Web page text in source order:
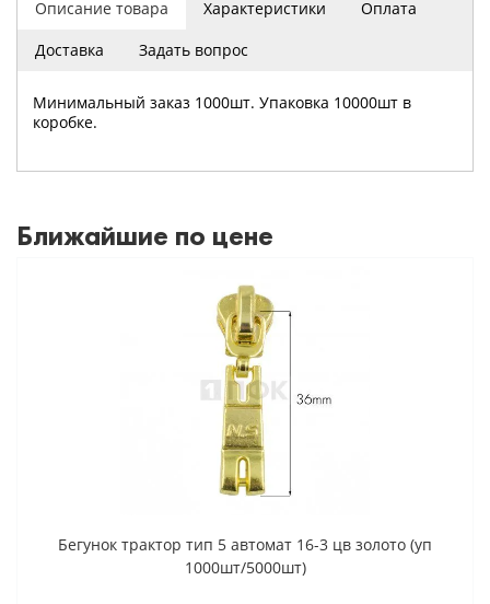
Описание товара Характеристики
Оплата
Доставка
Задать вопрос
Минимальный заказ 1000шт. Упаковка 10000шт в
коробке.
Ближайшие по цене
Бегунок трактор тип 5 автомат 16-3 цв золото (уп
1000шт/5000шт)